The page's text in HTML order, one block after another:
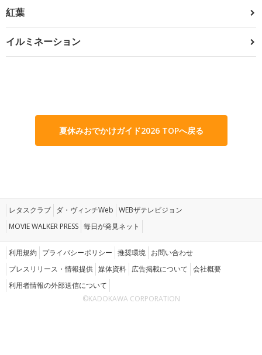
紅葉
イルミネーション
夏休みおでかけガイド2026 TOPへ戻る
レタスクラブ ダ・ヴィンチWeb WEBザテレビジョン
MOVIE WALKER PRESS 毎日が発見ネット
利用規約 プライバシーポリシー 推奨環境 お問い合わせ
プレスリリース・情報提供 媒体資料 広告掲載について 会社概要
利用者情報の外部送信について
©KADOKAWA CORPORATION